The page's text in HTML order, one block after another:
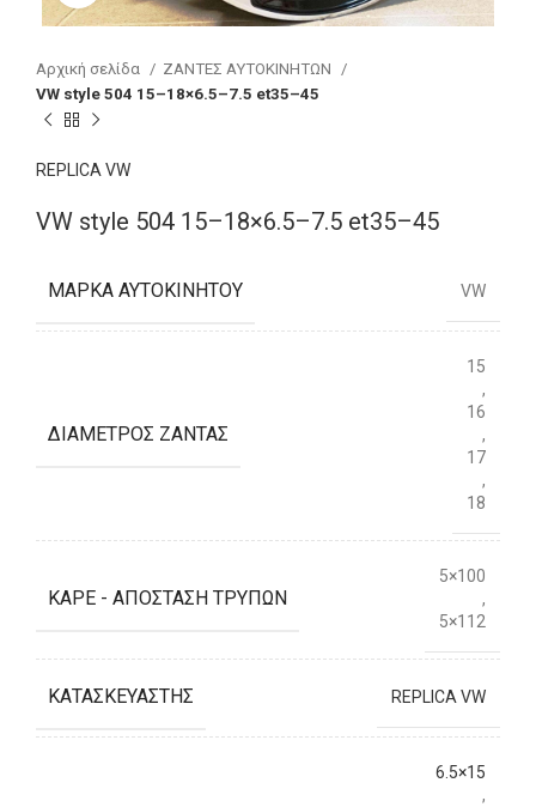
Αρχική σελίδα
ΖΑΝΤΕΣ ΑΥΤΟΚΙΝΗΤΩΝ
VW style 504 15–18×6.5–7.5 et35–45
REPLICA VW
VW style 504 15–18×6.5–7.5 et35–45
ΜΆΡΚΑ ΑΥΤΟΚΙΝΉΤΟΥ VW
ΔΙΆΜΕΤΡΟΣ ΖΆΝΤΑΣ
15
,
16
,
17
,
18
ΚΑΡΈ - ΑΠΌΣΤΑΣΗ ΤΡΥΠΏΝ
5×100
,
5×112
ΚΑΤΑΣΚΕΥΑΣΤΉΣ REPLICA VW
6.5×15
,